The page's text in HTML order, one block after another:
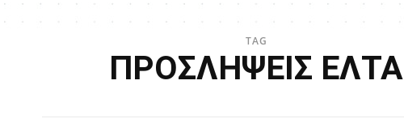
TAG
ΠΡΟΣΛΗΨΕΙΣ ΕΛΤΑ